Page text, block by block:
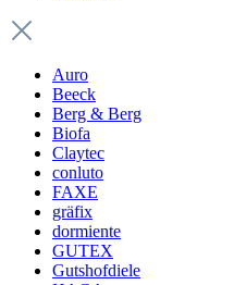
Auro
Beeck
Berg & Berg
Biofa
Claytec
conluto
FAXE
gräfix
dormiente
GUTEX
Gutshofdiele